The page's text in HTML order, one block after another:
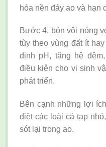
hóa nền đáy ao và hạn
Bước 4, bón vôi nóng
tùy theo vùng đất ít
định pH, tăng hệ
điều kiện cho vi sinh
phát triển.
Bên cạnh những lợi
diệt các loài cá tạp
sót lại trong ao.